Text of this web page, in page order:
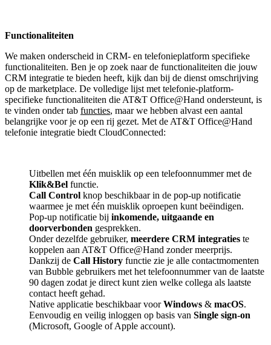
Functionaliteiten
We maken onderscheid in CRM- en telefonieplatform specifieke
functionaliteiten. Ben je op zoek naar de functionaliteiten die jouw
CRM integratie te bieden heeft, kijk dan bij de dienst omschrijving
op de marketplace. De volledige lijst met telefonie-platform-
specifieke functionaliteiten die AT&T Office@Hand ondersteunt, is
te vinden onder tab functies, maar we hebben alvast een aantal
belangrijke voor je op een rij gezet. Met de AT&T Office@Hand
telefonie integratie biedt CloudConnected:
Uitbellen met één muisklik op een telefoonnummer met de
Klik&Bel functie.
Call Control knop beschikbaar in de pop-up notificatie
waarmee je met één muisklik oproepen kunt beëindigen.
Pop-up notificatie bij inkomende, uitgaande en
doorverbonden gesprekken.
Onder dezelfde gebruiker, meerdere CRM integraties te
koppelen aan AT&T Office@Hand zonder meerprijs.
Dankzij de Call History functie zie je alle contactmomenten
van Bubble gebruikers met het telefoonnummer van de laatste
90 dagen zodat je direct kunt zien welke collega als laatste
contact heeft gehad.
Native applicatie beschikbaar voorWindows & macOS.
Eenvoudig en veilig inloggen op basis van Single sign-on
(Microsoft, Google of Apple account).